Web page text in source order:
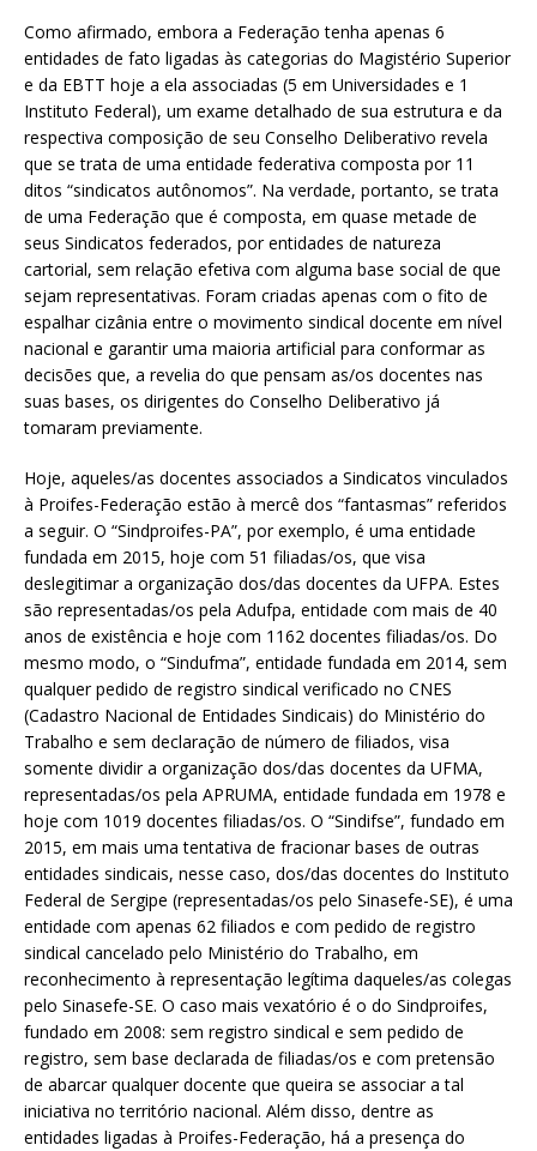
Como afirmado, embora a Federação tenha apenas 6
entidades de fato ligadas às categorias do Magistério Superior
e da EBTT hoje a ela associadas (5 em Universidades e 1
Instituto Federal), um exame detalhado de sua estrutura e da
respectiva composição de seu Conselho Deliberativo revela
que se trata de uma entidade federativa composta por 11
ditos “sindicatos autônomos”. Na verdade, portanto, se trata
de uma Federação que é composta, em quase metade de
seus Sindicatos federados, por entidades de natureza
cartorial, sem relação efetiva com alguma base social de que
sejam representativas. Foram criadas apenas com o fito de
espalhar cizânia entre o movimento sindical docente em nível
nacional e garantir uma maioria artificial para conformar as
decisões que, a revelia do que pensam as/os docentes nas
suas bases, os dirigentes do Conselho Deliberativo já
tomaram previamente.
Hoje, aqueles/as docentes associados a Sindicatos vinculados
à Proifes-Federação estão à mercê dos “fantasmas” referidos
a seguir. O “Sindproifes-PA”, por exemplo, é uma entidade
fundada em 2015, hoje com 51 filiadas/os, que visa
deslegitimar a organização dos/das docentes da UFPA. Estes
são representadas/os pela Adufpa, entidade com mais de 40
anos de existência e hoje com 1162 docentes filiadas/os. Do
mesmo modo, o “Sindufma”, entidade fundada em 2014, sem
qualquer pedido de registro sindical verificado no CNES
(Cadastro Nacional de Entidades Sindicais) do Ministério do
Trabalho e sem declaração de número de filiados, visa
somente dividir a organização dos/das docentes da UFMA,
representadas/os pela APRUMA, entidade fundada em 1978 e
hoje com 1019 docentes filiadas/os. O “Sindifse”, fundado em
2015, em mais uma tentativa de fracionar bases de outras
entidades sindicais, nesse caso, dos/das docentes do Instituto
Federal de Sergipe (representadas/os pelo Sinasefe-SE), é uma
entidade com apenas 62 filiados e com pedido de registro
sindical cancelado pelo Ministério do Trabalho, em
reconhecimento à representação legítima daqueles/as colegas
pelo Sinasefe-SE. O caso mais vexatório é o do Sindproifes,
fundado em 2008: sem registro sindical e sem pedido de
registro, sem base declarada de filiadas/os e com pretensão
de abarcar qualquer docente que queira se associar a tal
iniciativa no território nacional. Além disso, dentre as
entidades ligadas à Proifes-Federação, há a presença do